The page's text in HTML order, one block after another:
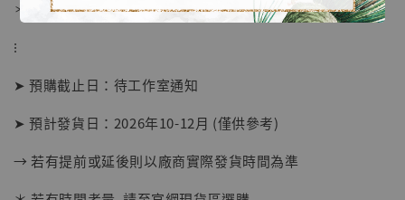
＊ 刷卡免手續費
⁝
➤ 預購截止日：待工作室通知
➤ 預計發貨日：2026年10-12月 (僅供參考)
→ 若有提前或延後則以廠商實際發貨時間為準